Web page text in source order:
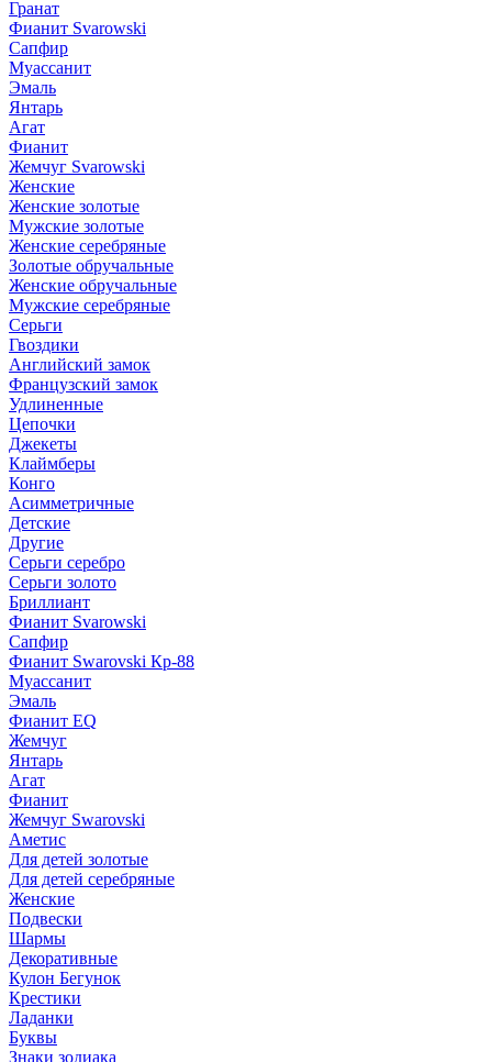
Гранат
Фианит Svarowski
Сапфир
Муассанит
Эмаль
Янтарь
Агат
Фианит
Жемчуг Svarowski
Женские
Женские золотые
Мужские золотые
Женские серебряные
Золотые обручальные
Женские обручальные
Мужские серебряные
Серьги
Гвоздики
Английский замок
Французский замок
Удлиненные
Цепочки
Джекеты
Клаймберы
Конго
Асимметричные
Детские
Другие
Серьги серебро
Серьги золото
Бриллиант
Фианит Svarowski
Сапфир
Фианит Swarovski Кр-88
Муассанит
Эмаль
Фианит EQ
Жемчуг
Янтарь
Агат
Фианит
Жемчуг Swarovski
Аметис
Для детей золотые
Для детей серебряные
Женские
Подвески
Шармы
Декоративные
Кулон Бегунок
Крестики
Ладанки
Буквы
Знаки зодиака